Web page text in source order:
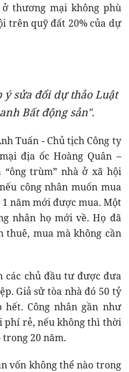
thương mại không phù
trên quỹ đất 20% của dự
ý sửa đổi dự thảo Luật
Bất động sản".
Tuấn - Chủ tịch Công ty
địa ốc Hoàng Quân –
trùm” nhà ở xã hội
công nhân muốn mua
năm mới được mua. Một
nhân họ mới về. Họ đã
mua mà không cần
các chủ đầu tư được đưa
Giả sử tòa nhà đó 50 tỷ
Công nhân gần như
phí rẻ, nếu không thì thời
20 năm.
vốn không thể nào trong